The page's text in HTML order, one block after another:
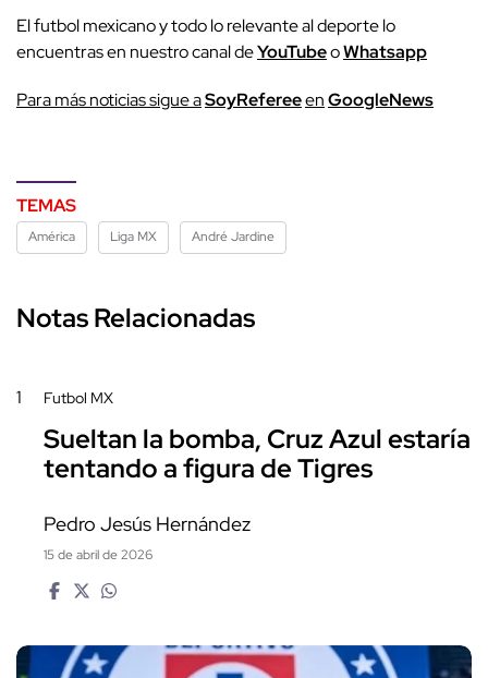
El futbol mexicano y todo lo relevante al deporte lo
encuentras en nuestro canal deYouTubeoWhatsapp
Para más noticias sigue aSoyRefereeenGoogleNews
TEMAS
América Liga MX André Jardine
Notas Relacionadas
1 Futbol MX
Sueltan la bomba, Cruz Azul estaría
tentando a figura de Tigres
Pedro Jesús Hernández
15 de abril de 2026